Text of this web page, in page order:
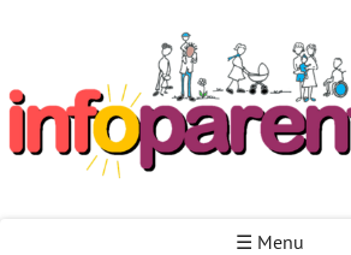
☰ Menu